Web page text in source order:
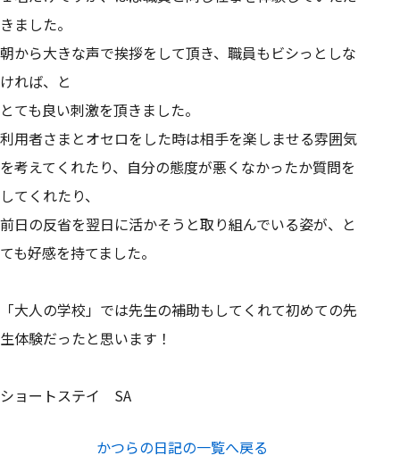
きました。
朝から大きな声で挨拶をして頂き、職員もビシっとしな
ければ、と
とても良い刺激を頂きました。
利用者さまとオセロをした時は相手を楽しませる雰囲気
を考えてくれたり、自分の態度が悪くなかったか質問を
してくれたり、
前日の反省を翌日に活かそうと取り組んでいる姿が、と
ても好感を持てました。
「大人の学校」では先生の補助もしてくれて初めての先
生体験だったと思います！
ショートステイ SA
かつらの日記の一覧へ戻る